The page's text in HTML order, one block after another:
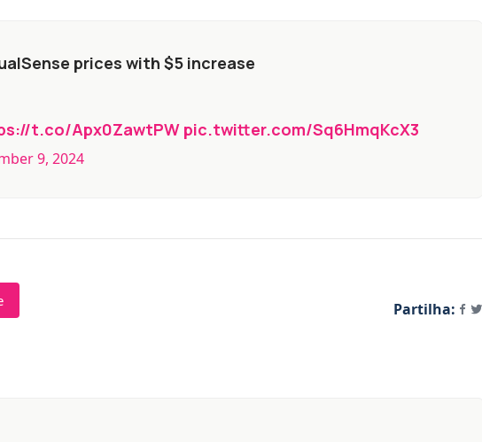
prices with $5 increase
t.co/Apx0ZawtPW pic.twitter.com/Sq6HmqKcX3
9, 2024
Partilha: